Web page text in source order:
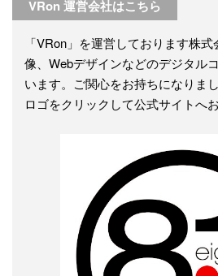
VRon 運営会社はこちら
「VRon」を運営しております株
像、Webデザインなどのデジタル
います。ご関心をお持ちになりま
ロゴをクリックして公式サイトへ